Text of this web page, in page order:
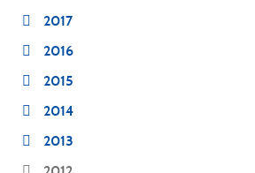
2017
2016
2015
2014
2013